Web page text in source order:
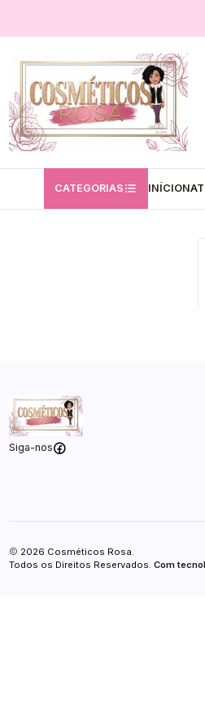
CATEGORIAS INÍCIO
Máscaras -
Siga-nos
2026 Cosméticos Rosa.
Todos os Direitos Reservados. Com